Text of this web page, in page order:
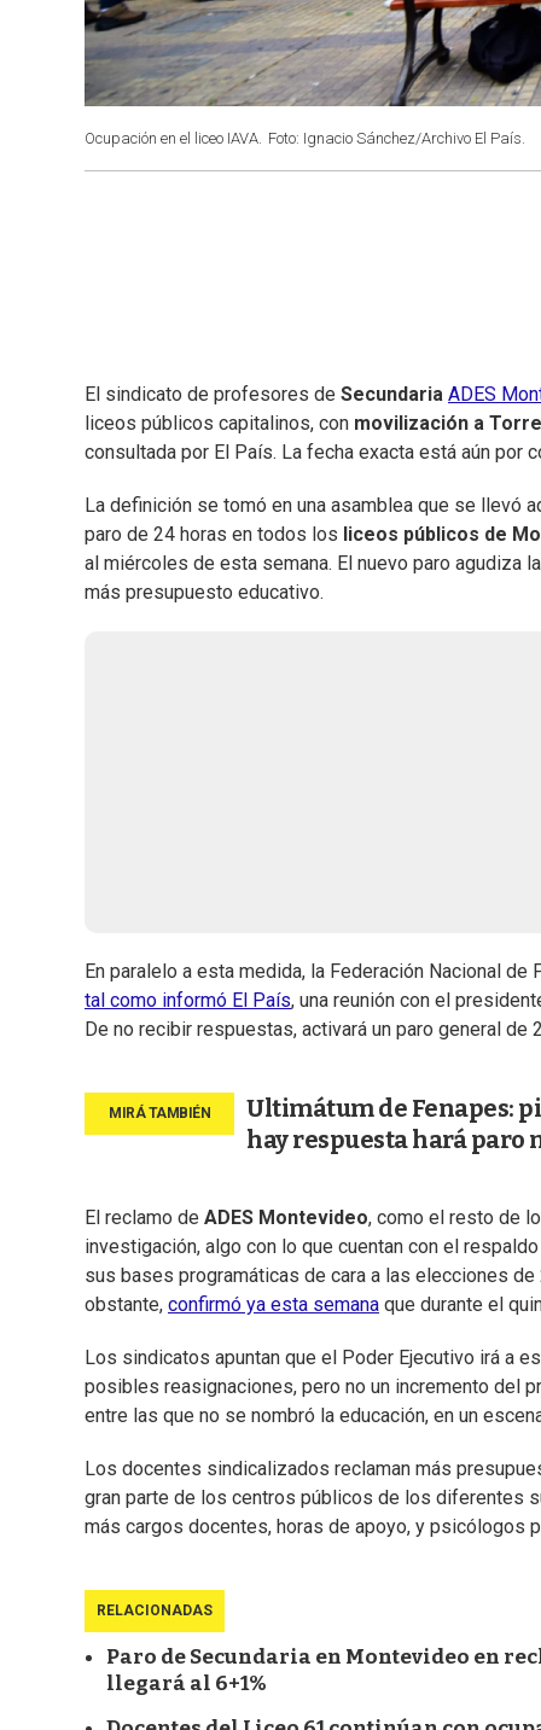
Ocupación en el liceo IAVA. Foto: Ignacio Sánchez/Archivo El País.
El sindicato de profesores de Secundaria ADES
liceos públicos capitalinos, con movilización a
consultada por El País. La fecha exacta está aún por
La definición se tomó en una asamblea que se llevó
paro de 24 horas en todos los liceos públicos de
al miércoles de esta semana. El nuevo paro
más presupuesto educativo.
En paralelo a esta medida, la Federación Nacional
tal como informó El País, una reunión con el
De no recibir respuestas, activará un paro general
Ultimátum de Fenapes:
hay respuesta hará paro
El reclamo de ADES Montevideo, como el resto de
investigación, algo con lo que cuentan con el
sus bases programáticas de cara a las elecciones de
obstante, confirmó ya esta semana que durante el
Los sindicatos apuntan que el Poder Ejecutivo irá a
posibles reasignaciones, pero no un incremento del
entre las que no se nombró la educación, en un
Los docentes sindicalizados reclaman más
gran parte de los centros públicos de los diferentes
más cargos docentes, horas de apoyo, y psicólogos
RELACIONADAS
Paro de Secundaria en Montevideo en
llegará al 6+1%